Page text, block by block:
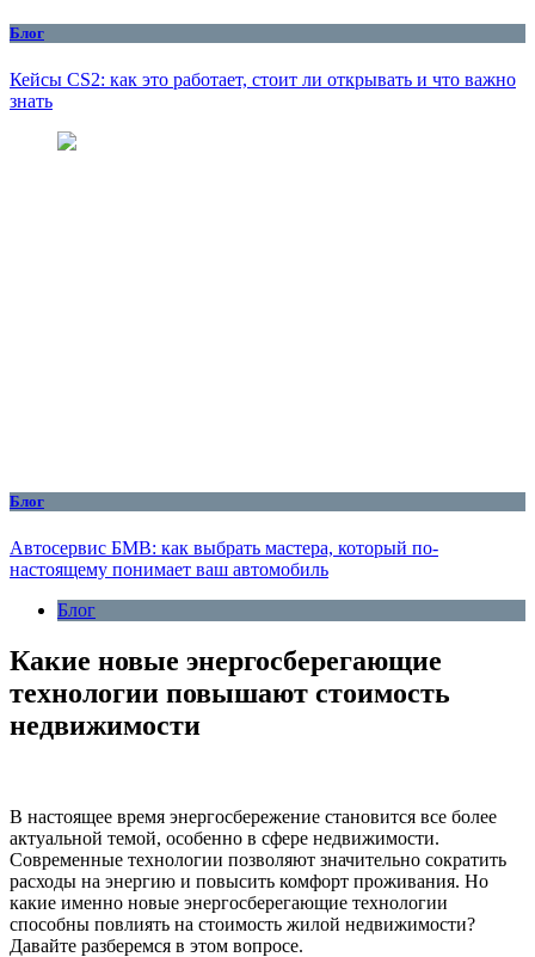
Блог
Кейсы CS2: как это работает, стоит ли открывать и что важно
знать
Блог
Автосервис БМВ: как выбрать мастера, который по-
настоящему понимает ваш автомобиль
Блог
Какие новые энергосберегающие
технологии повышают стоимость
недвижимости
В настоящее время энергосбережение становится все более
актуальной темой, особенно в сфере недвижимости.
Современные технологии позволяют значительно сократить
расходы на энергию и повысить комфорт проживания. Но
какие именно новые энергосберегающие технологии
способны повлиять на стоимость жилой недвижимости?
Давайте разберемся в этом вопросе.